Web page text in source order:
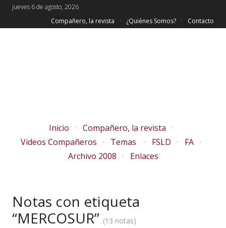
jueves 6 de agosto, 2026
Compañero, la revista
¿Quiénes Somos? Contacto
Inicio
Compañero, la revista
Videos Compañeros
Temas FSLD
FA
Archivo 2008
Enlaces
Notas con etiqueta
“MERCOSUR”
13 notas